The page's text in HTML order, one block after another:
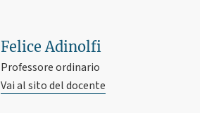
Felice Adinolfi
Professore ordinario
Vai al sito del docente